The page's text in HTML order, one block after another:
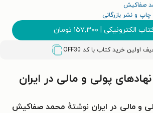
صفاکیش
چاپ و نشر بازرگانی
الکترونیکی | ۱۵۷,۳۰۰ تومان
OFF30
پولی و مالی در ایران
و مالی در ایران نوشتهٔ محمد صفاکیش